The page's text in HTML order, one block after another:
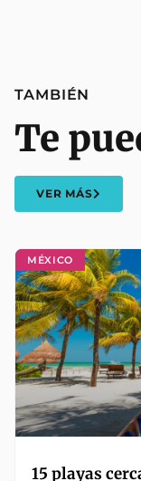
MÉXICO
15 playas
TAMBIÉN
Te
VER MÁS